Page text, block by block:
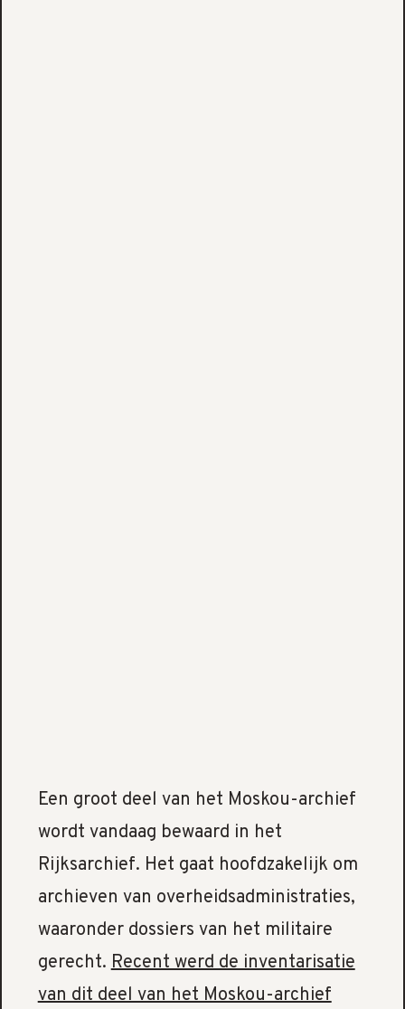
Een groot deel van het Moskou-archief
wordt vandaag bewaard in het
Rijksarchief. Het gaat hoofdzakelijk om
archieven van overheidsadministraties,
waaronder dossiers van het militaire
gerecht.Recent werd de inventarisatie
van dit deel van het Moskou-archief